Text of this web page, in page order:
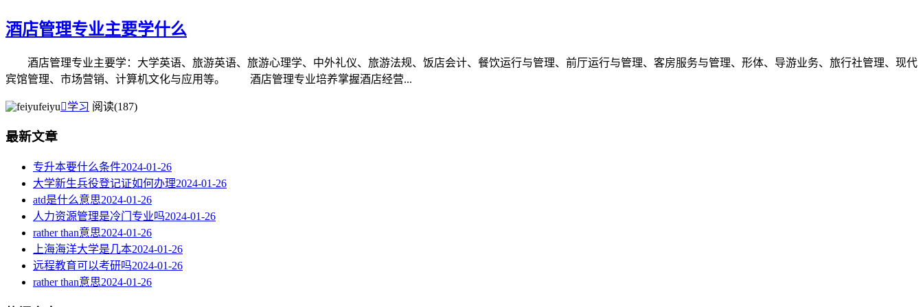
酒店管理专业主要学什么
酒店管理专业主要学：大学英语、旅游英语、旅游心理学、中外礼仪、旅游法规、饭店会计、餐饮运行与管理、前厅运行与管理、客房服务与管理、形体、导游业务、旅行社管理、现代
宾馆管理、市场营销、计算机文化与应用等。 酒店管理专业培养掌握酒店经营...
feiyu学习 阅读(187)
最新文章
专升本要什么条件2024-01-26
大学新生兵役登记证如何办理2024-01-26
atd是什么意思2024-01-26
人力资源管理是冷门专业吗2024-01-26
rather than意思2024-01-26
上海海洋大学是几本2024-01-26
远程教育可以考研吗2024-01-26
rather than意思2024-01-26